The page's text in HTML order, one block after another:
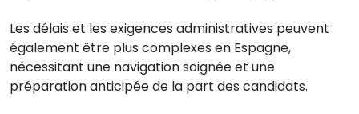
Les délais et les exigences administratives peuvent
également être plus complexes en Espagne,
nécessitant une navigation soignée et une
préparation anticipée de la part des candidats.